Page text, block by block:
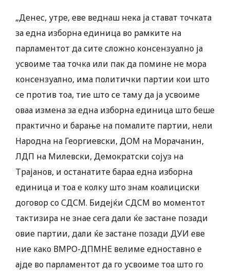
„Денес, утре, еве веднаш нека ја стават точката
за една изборна единица во рамките на
парламентот да сите сложно консензуално ја
усвоиме таа точка или пак да помине не мора
консензуално, има политички партии кои што
се против тоа, тие што се таму да ја усвоиме
оваа измена за една изборна единица што беше
практично и барање на помалите партии, нели
Народна на Георгиевски, ДOM на Морачанин,
ЛДП на Милевски, Демократски сојуз на
Трајанов, и останатите бараа една изборна
единица и тоа е колку што знам коалициски
договор со СДСМ. Бидејќи СДСМ во моментот
тактизира не знае сега дали ќе застане позади
овие партии, дали ќе застане позади ДУИ еве
ние како ВМРО-ДПМНЕ велиме едноставно е
ајде во парламентот да го усвоиме тоа што го